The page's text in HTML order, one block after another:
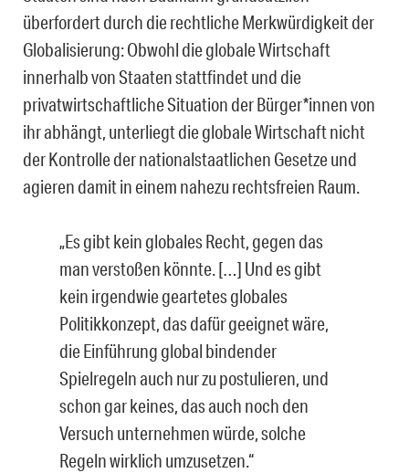
überfordert durch die rechtliche Merkwürdigkeit der
Globalisierung: Obwohl die globale Wirtschaft
innerhalb von Staaten stattfindet und die
privatwirtschaftliche Situation der Bürger*innen von
ihr abhängt, unterliegt die globale Wirtschaft nicht
der Kontrolle der nationalstaatlichen Gesetze und
agieren damit in einem nahezu rechtsfreien Raum.
„Es gibt kein globales Recht, gegen das
man verstoßen könnte. […] Und es gibt
kein irgendwie geartetes globales
Politikkonzept, das dafür geeignet wäre,
die Einführung global bindender
Spielregeln auch nur zu postulieren, und
schon gar keines, das auch noch den
Versuch unternehmen würde, solche
Regeln wirklich umzusetzen.“